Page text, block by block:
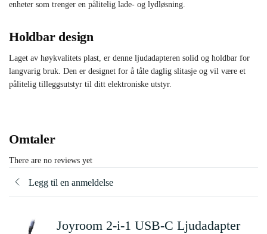
enheter som trenger en pålitelig lade- og lydløsning.
Holdbar design
Laget av høykvalitets plast, er denne ljudadapteren solid og holdbar for
langvarig bruk. Den er designet for å tåle daglig slitasje og vil være et
pålitelig tilleggsutstyr til ditt elektroniske utstyr.
Omtaler
There are no reviews yet
Legg til en anmeldelse
Joyroom 2-i-1 USB-C Ljudadapter